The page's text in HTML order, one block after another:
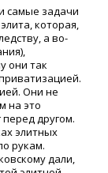
самые задачи
которая,
а во-
они так
Они не
на это
другом.
элитных
рукам.
дали,